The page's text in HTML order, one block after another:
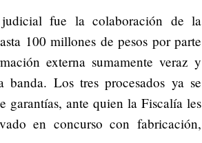
judicial fue la colaboración de la
100 millones de pesos por parte
externa sumamente veraz y
Los tres procesados ya se
garantías, ante quien la Fiscalía les
en concurso con fabricación,